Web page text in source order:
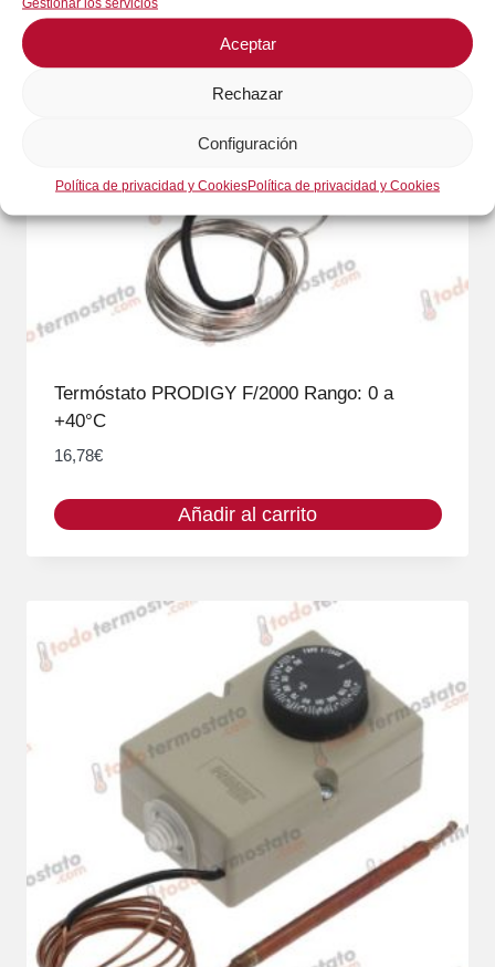
Aceptar
Rechazar
Configuración
Política de privacidad y CookiesPolítica de privacidad y Cookies
Termóstato PRODIGY F/2000 Rango: 0 a
+40°C
16,78€
Añadir al carrito